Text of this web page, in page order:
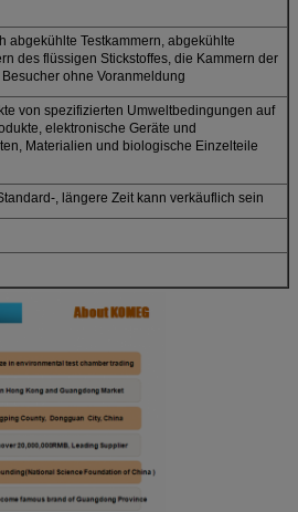
abgekühlte Testkammern, abgekühlte
des flüssigen Stickstoffes, die Kammern der
ohne Voranmeldung
von spezifizierten Umweltbedingungen auf
elektronische Geräte und
Materialien und biologische Einzelteile
, längere Zeit kann verkäuflich sein